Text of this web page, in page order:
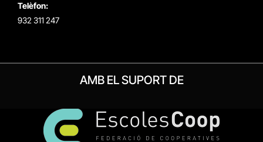
Telèfon:
932 311 247
AMB EL SUPORT DE